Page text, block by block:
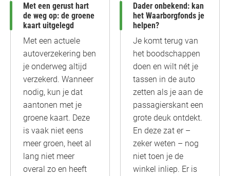
Met een gerust hart
de weg op: de groene
kaart uitgelegd
Met een actuele
autoverzekering ben
je onderweg altijd
verzekerd. Wanneer
nodig, kun je dat
aantonen met je
groene kaart. Deze
is vaak niet eens
meer groen, heet al
lang niet meer
overal zo en heeft
Dader onbekend: kan
het Waarborgfonds je
helpen?
Je komt terug van
het boodschappen
doen en wilt nét je
tassen in de auto
zetten als je aan de
passagierskant een
grote deuk ontdekt.
En deze zat er –
zeker weten – nog
niet toen je de
winkel inliep. Er is